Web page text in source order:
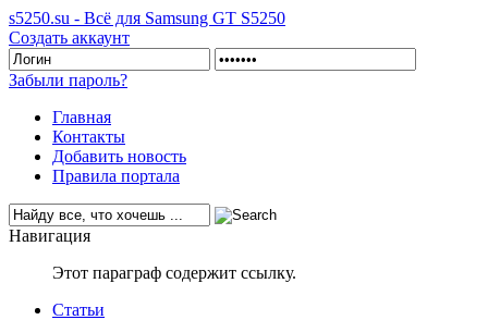
s5250.su - Всё для Samsung GT S5250
Создать аккаунт
Забыли пароль?
Главная
Контакты
Добавить новость
Правила портала
Навигация
Этот параграф содержит ссылку.
Статьи